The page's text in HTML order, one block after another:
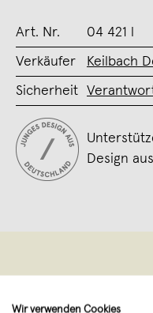
Art. Nr. 04 421 l
Verkäufer Keilbach
Sicherheit
Design
Wir verwenden Cookies